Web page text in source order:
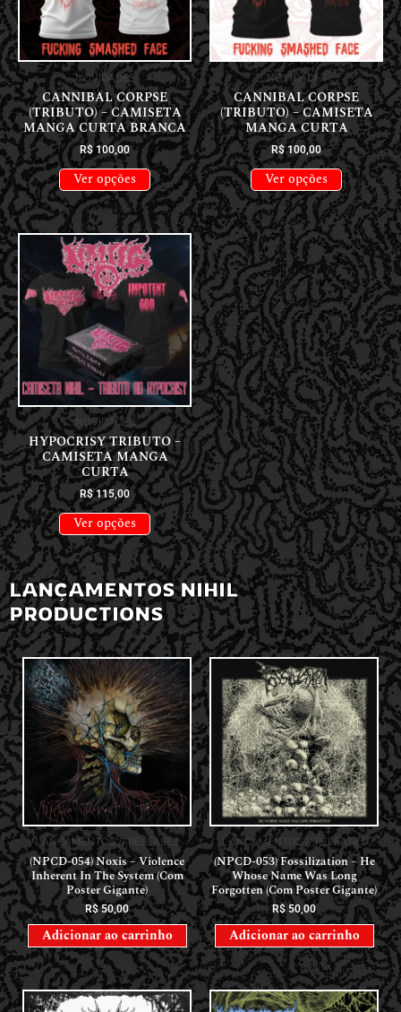
NOVIDADES
CANNIBAL CORPSE
(TRIBUTO) – CAMISETA
MANGA CURTA BRANCA
R$100,00
Ver opções
NOVIDADES
CANNIBAL CORPSE
(TRIBUTO) – CAMISETA
MANGA CURTA
R$100,00
Ver opções
NOVIDADES
HYPOCRISY TRIBUTO –
CAMISETA MANGA
CURTA
R$115,00
Ver opções
LANÇAMENTOS NIHIL
PRODUCTIONS
LANÇAMENTOS // RELEASES
(NPCD-054) Noxis – Violence
Inherent In The System (Com
Poster Gigante)
R$50,00
Adicionar ao carrinho
LANÇAMENTOS // RELEASES
(NPCD-053) Fossilization – He
Whose Name Was Long
Forgotten (Com Poster Gigante)
R$ 50,00
Adicionar ao carrinho